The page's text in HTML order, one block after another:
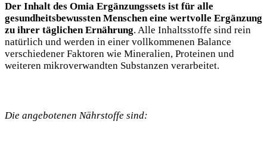
Der Inhalt des Omia Ergänzungssets ist für alle
gesundheitsbewussten Menschen eine wertvolle Ergänzung
zu ihrer täglichen Ernährung. Alle Inhaltsstoffe sind rein
natürlich und werden in einer vollkommenen Balance
verschiedener Faktoren wie Mineralien, Proteinen und
weiteren mikroverwandten Substanzen verarbeitet.
Die angebotenen Nährstoffe sind: